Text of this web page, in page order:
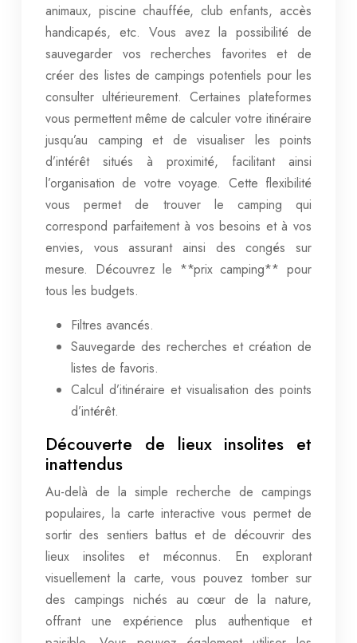
animaux, piscine chauffée, club enfants, accès
handicapés, etc. Vous avez la possibilité de
sauvegarder vos recherches favorites et de
créer des listes de campings potentiels pour les
consulter ultérieurement. Certaines plateformes
vous permettent même de calculer votre itinéraire
jusqu’au camping et de visualiser les points
d’intérêt situés à proximité, facilitant ainsi
l’organisation de votre voyage. Cette flexibilité
vous permet de trouver le camping qui
correspond parfaitement à vos besoins et à vos
envies, vous assurant ainsi des congés sur
mesure. Découvrez le **prix camping** pour
tous les budgets.
Filtres avancés.
Sauvegarde des recherches et création de
listes de favoris.
Calcul d’itinéraire et visualisation des points
d’intérêt.
Découverte de lieux insolites et
inattendus
Au-delà de la simple recherche de campings
populaires, la carte interactive vous permet de
sortir des sentiers battus et de découvrir des
lieux insolites et méconnus. En explorant
visuellement la carte, vous pouvez tomber sur
des campings nichés au cœur de la nature,
offrant une expérience plus authentique et